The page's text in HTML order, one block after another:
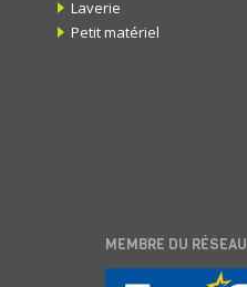
Laverie
Petit matériel
MEMBRE DU RÉSEAU